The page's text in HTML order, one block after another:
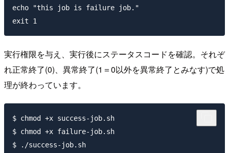
echo "this job is failure job."
実行権限を与え、実行後にステータスコードを確認。それぞ
れ正常終了(0)、異常終了(1＝0以外を異常終了とみなす)で処
理が終わっています。
$ chmod +x success-job.sh
$ chmod +x failure-job.sh
$ ./success-job.sh